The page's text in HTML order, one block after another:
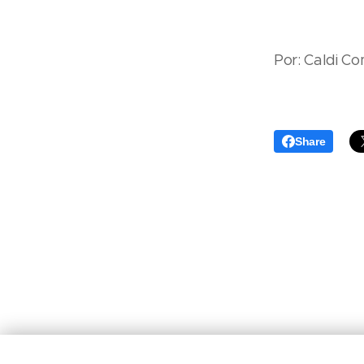
Por: Caldi
Share